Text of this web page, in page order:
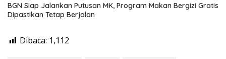
BGN Siap Jalankan Putusan MK, Program Makan Bergizi Gratis
Dipastikan Tetap Berjalan
Dibaca: 1,112